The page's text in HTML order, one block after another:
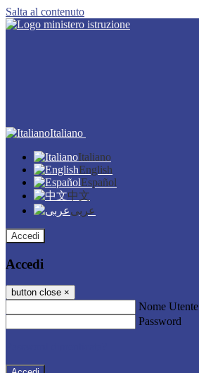
Salta al contenuto
Italiano
Italiano
English
Español
中文
عربى
Accedi
Accedi
button close ×
Nome Utente
Password